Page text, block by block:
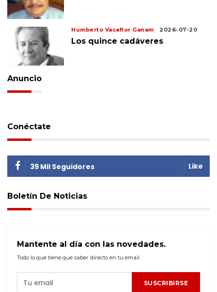
Humberto Vacaflor Ganam 2026-07-20
Los quince cadáveres
Anuncio
Conéctate
39 Mil Seguidores Like
Boletín De Noticias
Mantente al día con las novedades.
Todo lo que tiene que saber directo en tu email.
SUSCRIBIRSE